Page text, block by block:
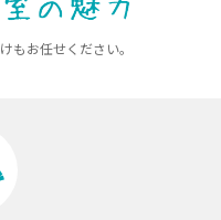
もお任せください。